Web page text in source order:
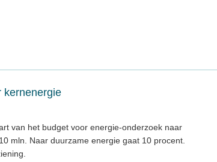
kernenergie
van het budget voor energie-onderzoek naar
mln. Naar duurzame energie gaat 10 procent.